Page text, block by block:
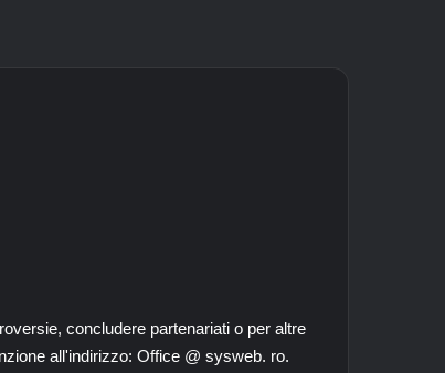
concludere partenariati o per altre
all'indirizzo: Office @ sysweb. ro.